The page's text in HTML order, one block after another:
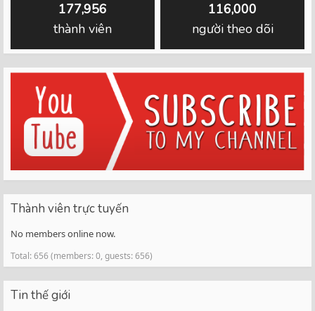
177,956
thành viên
116,000
người theo dõi
Thành viên trực tuyến
No members online now.
Total: 656 (members: 0, guests: 656)
Tin thế giới